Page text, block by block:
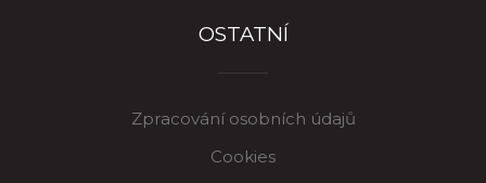
OSTATNÍ
Zpracování osobních údajů
Cookies